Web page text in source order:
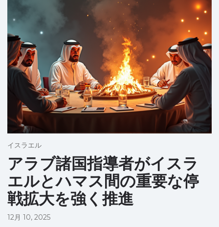
イスラエル
アラブ諸国指導者がイスラ
エルとハマス間の重要な停
戦拡大を強く推進
12月 10, 2025